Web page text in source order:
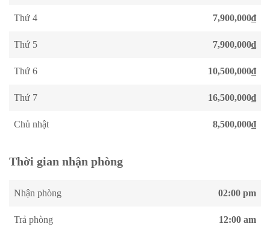
Thứ 4 7,900,000₫
Thứ 5 7,900,000₫
Thứ 6 10,500,000₫
Thứ 7 16,500,000₫
Chủ nhật 8,500,000₫
Thời gian nhận phòng
Nhận phòng 02:00 pm
Trả phòng 12:00 am